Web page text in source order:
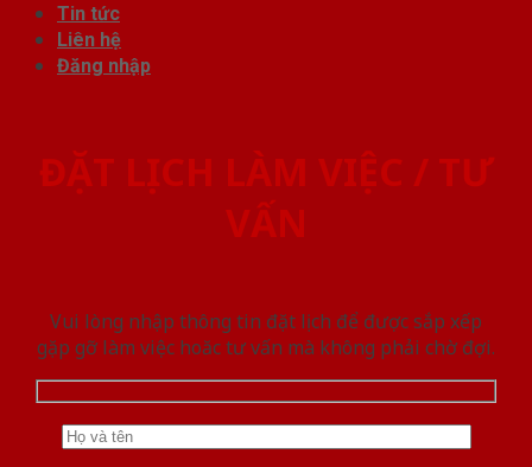
Tin tức
Liên hệ
Đăng nhập
ĐẶT LỊCH LÀM VIỆC / TƯ
VẤN
Vui lòng nhập thông tin đặt lịch để được sắp xếp
gặp gỡ làm việc hoăc tư vấn mà không phải chờ đợi.